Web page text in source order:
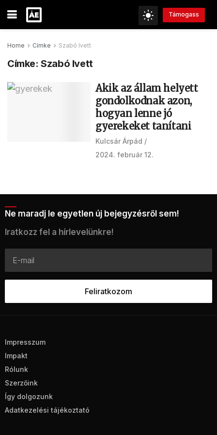
Támogass
Home Címke Szabó Ivett
Címke:Szabó Ivett
Akik az állam helyett
gondolkodnak azon,
hogyan lenne jó
gyerekeket tanítani
Kulcsár Árpád
2024. február 12.
Ne maradj le egyetlen új bejegyzésről sem!
Iratkozz fel a hírlevelünkre!
Impresszum
Impakt
Rólunk
Szerzőink
Így dolgozunk
Adatkezelési tájékoztató